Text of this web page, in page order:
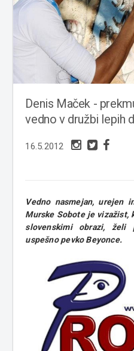
Denis Maček -
vedno v družbi lepih
16.5.2012
Vedno nasmejan, urejen
Murske Sobote je vizažist,
slovenskimi obrazi,
uspešno pevko Beyonce.